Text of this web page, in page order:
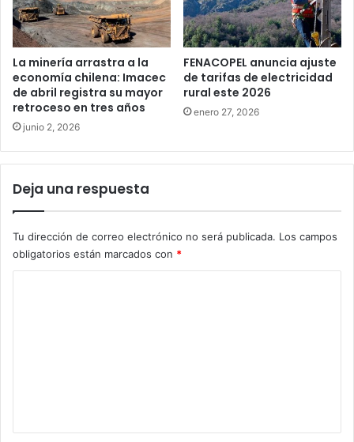
La minería arrastra a la
economía chilena: Imacec
de abril registra su mayor
retroceso en tres años
junio 2, 2026
FENACOPEL anuncia ajuste
de tarifas de electricidad
rural este 2026
enero 27, 2026
Deja una respuesta
Tu dirección de correo electrónico no será publicada. Los campos
obligatorios están marcados con *